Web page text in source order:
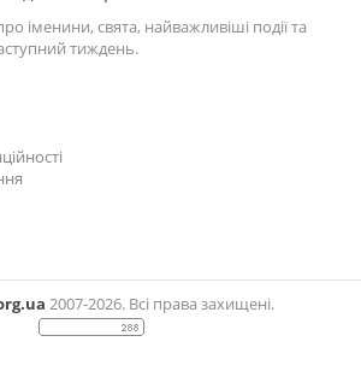
іменини, свята, найважливіші події та
тиждень.
2007-2026. Всі права захищені.